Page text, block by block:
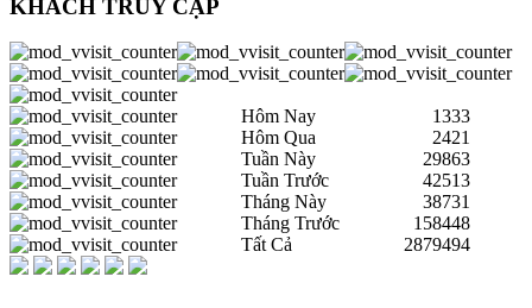
KHÁCH TRUY CẬP
Hôm Nay
1333
Hôm Qua
2421
Tuần Này
29863
Tuần Trước
42513
Tháng Này
38731
Tháng Trước
158448
Tất Cả
2879494